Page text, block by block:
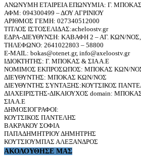
ΑΝΩΝΥΜΗ ΕΤΑΙΡΕΙΑ ΕΠΩΝΥΜΙΑ: Γ.
ΑΦΜ: 094300499 – ΔΟΥ ΑΓΡΙΝΙΟΥ
ΑΡΙΘΜΟΣ ΓΕΜΗ: 027340512000
ΤΙΤΛΟΣ ΙΣΤΟΣΕΛΙΔΑΣ:acheloostv.gr
ΕΔΡΑ-ΔΙΕΥΘΥΝΣΗ: ΚΑΒΑΦΗ 2 – ΑΓ. ΚΩΝ/ΝΟΣ,
ΤΗΛΕΦΩΝΟ: 2641022803 – 58800
E-MAIL: bokas@otenet.gr, info@axeloostv.gr
ΙΔΙΟΚΤΗΤΗΣ: Γ. ΜΠΟΚΑΣ & ΣΙΑ Α.Ε
ΝΟΜΙΜΟΣ ΕΚΠΡΟΣΩΠΟΣ: ΜΠΟΚΑΣ ΚΩΝ/
ΔΙΕΥΘΥΝΤΗΣ: ΜΠΟΚΑΣ ΚΩΝ/ΝΟΣ
ΔΙΕΥΘΥΝΤΗΣ ΣΥΝΤΑΞΗΣ:ΚΟΥΤΣΙΚΟΣ
ΔΙΑΧΕΙΡΙΣΤΗΣ-ΔΙΚΑΙΟΥΧΟΣ domain:
ΣΙΑ Α.Ε
ΔΗΜΟΣΙΟΓΡΑΦΟΙ:
ΚΟΥΤΣΙΚΟΣ ΠΑΝΤΕΛΗΣ
ΒΑΚΡΑΚΟΥ ΣΟΦΙΑ
ΠΑΠΑΔΗΜΗΤΡΙΟΥ ΔΗΜΗΤΡΗΣ
ΚΟΥΤΣΙΟΥΜΠΑΣ ΑΛΕΞΑΝΔΡΟΣ
ΑΚΟΛΟΥΘΗΣΕ ΜΑΣ